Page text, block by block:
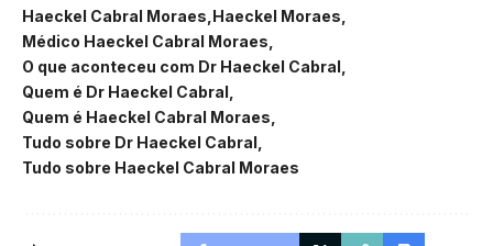
Haeckel Cabral Moraes Haeckel Moraes
Médico Haeckel Cabral Moraes
O que aconteceu com Dr Haeckel Cabral
Quem é Dr Haeckel Cabral
Quem é Haeckel Cabral Moraes
Tudo sobre Dr Haeckel Cabral
Tudo sobre Haeckel Cabral Moraes